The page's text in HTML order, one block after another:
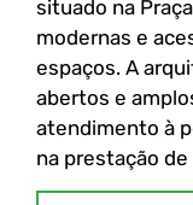
situado na
modernas e
espaços. A
abertos e
atendimento à
na prestação